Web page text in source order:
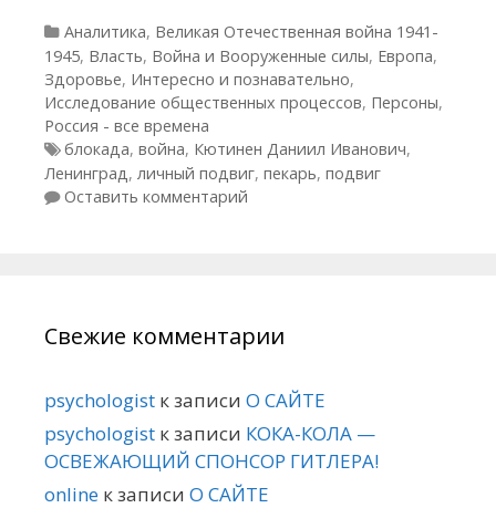
Рубрики
Аналитика, Великая Отечественная война 1941-
1945, Власть, Война и Вооруженные силы, Европа,
Здоровье, Интересно и познавательно,
Исследование общественных процессов, Персоны,
Россия - все времена
Метки
блокада, война, Кютинен Даниил Иванович,
Ленинград, личный подвиг, пекарь, подвиг
Оставить комментарий
Свежие комментарии
psychologist к записи О САЙТЕ
psychologist к записи КОКА-КОЛА —
ОСВЕЖАЮЩИЙ СПОНСОР ГИТЛЕРА!
online к записи О САЙТЕ